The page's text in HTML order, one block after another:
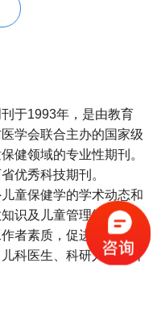
于1993年，是由教育
学会联合主办的国家级
健领域的专业性期刊。
优秀科技期刊。
童保健学的学术动态和
识及儿童管理经验，介
者素质，促进儿童正常
科医生、科研人员，计